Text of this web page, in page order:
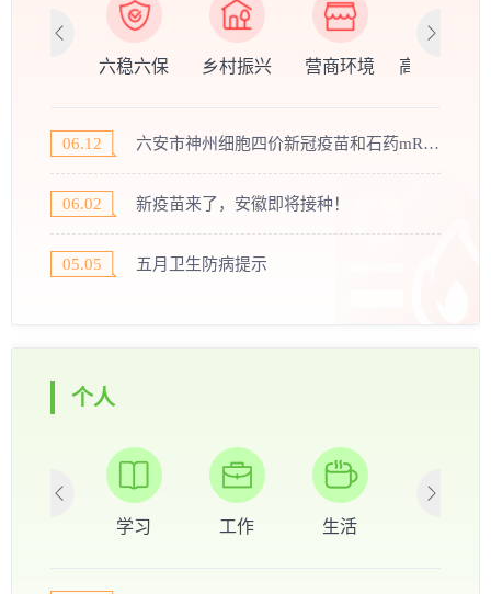
六稳六保 乡村振兴 营商环境 高质量发展
06.12 六安市神州细胞四价新冠疫苗和石药mRNA新冠疫苗接种点公布！
06.02 新疫苗来了，安徽即将接种！
05.05 五月卫生防病提示
个人
学习 工作 生活